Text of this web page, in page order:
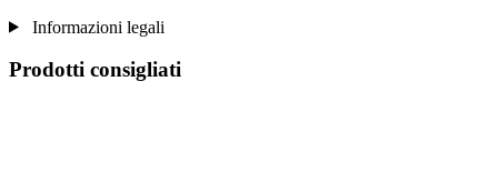
Informazioni legali
Prodotti consigliati